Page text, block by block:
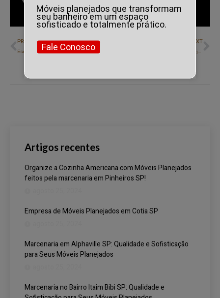
PREVIOUS NEXT
Qual a Melhor Altura para Móveis Planejados de Cozinha? Encontre a Medida Ideal!
Artigos recentes
Organize a Cozinha Americana com Móveis Planejados
feitos pela marcenaria em Pinheiros SP!
Empresa de Móveis Planejados em Cotia SP
Marcenaria em Alphaville SP: Qualidade e Sofisticação
para Seus Móveis Planejados
Marcenaria no Bairro Itaim Bibi SP: Qualidade e
Móveis planejados que transformam
seu banheiro em um espaço
sofisticado e totalmente prático.
Fale Conosco